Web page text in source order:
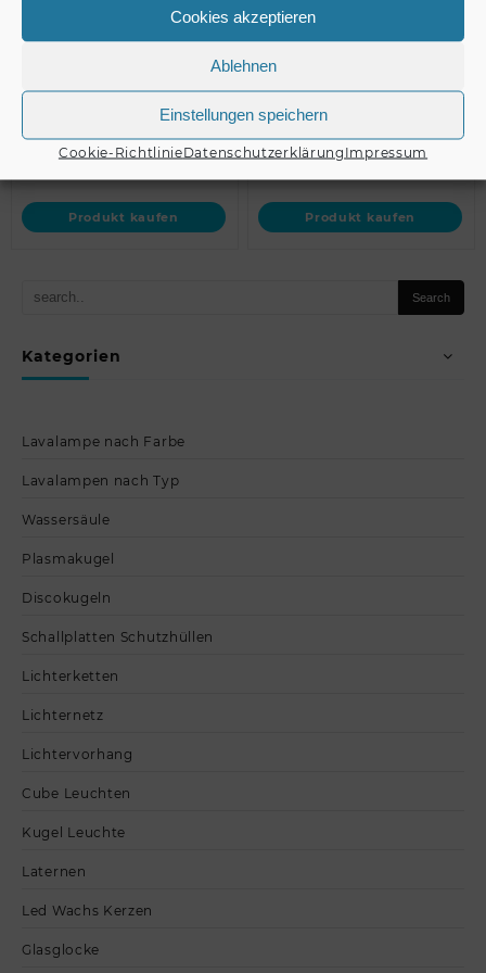
Cookies akzeptieren
Ablehnen
Einstellungen speichern
Cookie-RichtlinieDatenschutzerklärung Impressum
Kategorien
Lavalampe nach Farbe
Lavalampen nach Typ
Wassersäule
Plasmakugel
Discokugeln
Schallplatten Schutzhüllen
Lichterketten
Lichternetz
Lichtervorhang
Cube Leuchten
Kugel Leuchte
Laternen
Led Wachs Kerzen
Glasglocke
TMH-X12 + EU Case //
EUROLITE Set 4x LED
3.449,00
Produkt kaufen
41 Hypno Moving-Head
Spot + Case // EUROLITE
Set LED TMH…
€1.299,00
Produkt kaufen